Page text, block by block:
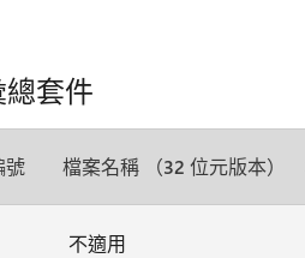
套件
號 檔案名稱 （32 位元版本）
不適用